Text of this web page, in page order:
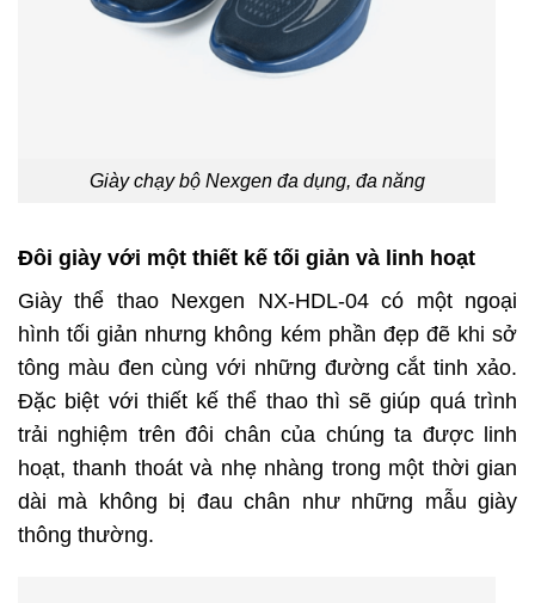
Giày chạy bộ Nexgen đa dụng, đa năng
Đôi giày với một thiết kế tối giản và linh hoạt
Giày thể thao Nexgen NX-HDL-04 có một ngoại
hình tối giản nhưng không kém phần đẹp đẽ khi sở
tông màu đen cùng với những đường cắt tinh xảo.
Đặc biệt với thiết kế thể thao thì sẽ giúp quá trình
trải nghiệm trên đôi chân của chúng ta được linh
hoạt, thanh thoát và nhẹ nhàng trong một thời gian
dài mà không bị đau chân như những mẫu giày
thông thường.